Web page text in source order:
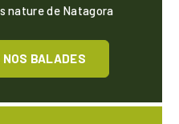
nature de Natagora
BALADES